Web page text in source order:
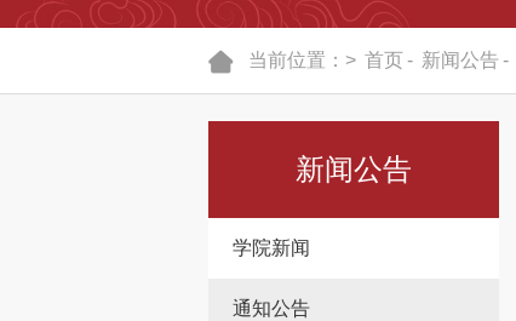
当前位置：> 首页- 新闻公告 -
新闻公告
学院新闻
通知公告